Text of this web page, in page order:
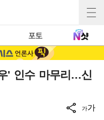
포토
' 인수 마무리…신
가가